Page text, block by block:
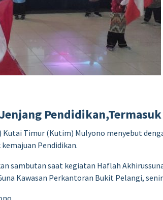
Pendidikan,Termasuk
Kutai Timur (Kutim) Mulyono menyebut
Pendidikan.
sambutan saat kegiatan Haflah
Kawasan Perkantoran Bukit Pelangi,